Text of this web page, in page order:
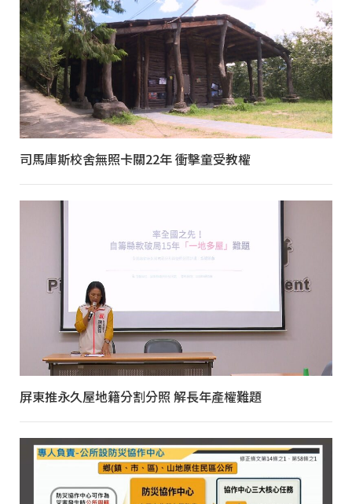
司馬庫斯校舍無照卡關22年 衝擊童受教權
屏東推永久屋地籍分割分照 解長年產權難題